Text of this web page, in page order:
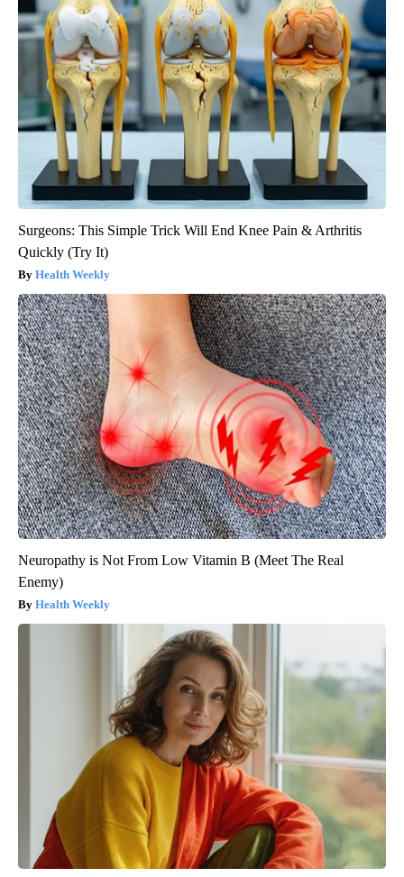
Surgeons: This Simple Trick Will End Knee Pain & Arthritis
Quickly (Try It)
Health Weekly
Neuropathy is Not From Low Vitamin B (Meet The Real
Enemy)
Health Weekly